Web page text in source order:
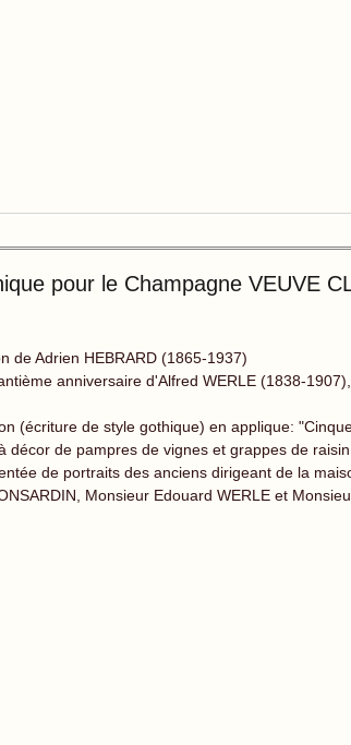
pour le Champagne VEUVE
Adrien HEBRARD (1865-1937)
anniversaire d'Alfred WERLE (1838-
(écriture de style gothique) en applique:
décor de pampres de vignes et grappes de
de portraits des anciens dirigeant de la
Monsieur Edouard WERLE et